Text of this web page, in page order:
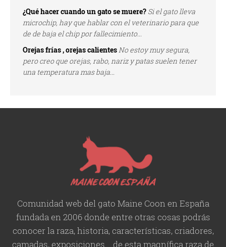
¿Qué hacer cuando un gato se muere? Si el gato lleva
microchip, hay que hablar con el veterinario para que
de de baja el chip por fallecimiento...
Orejas frías , orejas calientesNo estoy muy segura,
pero creo que orejas, rabo, nariz y patas suelen tener
una temperatura mas baja...
Comunidad web del gato Maine Coon en España
fundada en 2006 donde entre otras cosas podrás
conocer la raza, historia,características, criadores,
camadas, exposiciones... de esta magnífica raza de